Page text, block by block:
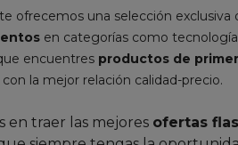
ofrecemos una selección exclusiva
en categorías como
encuentres productos de
la mejor relación calidad-precio.
en traer las mejores ofertas